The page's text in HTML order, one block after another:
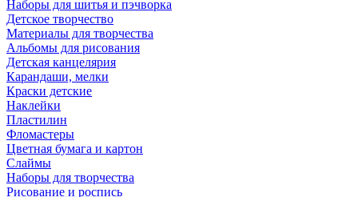
Наборы для шитья и пэчворка
Детское творчество
Материалы для творчества
Альбомы для рисования
Детская канцелярия
Карандаши, мелки
Краски детские
Наклейки
Пластилин
Фломастеры
Цветная бумага и картон
Слаймы
Наборы для творчества
Рисование и роспись